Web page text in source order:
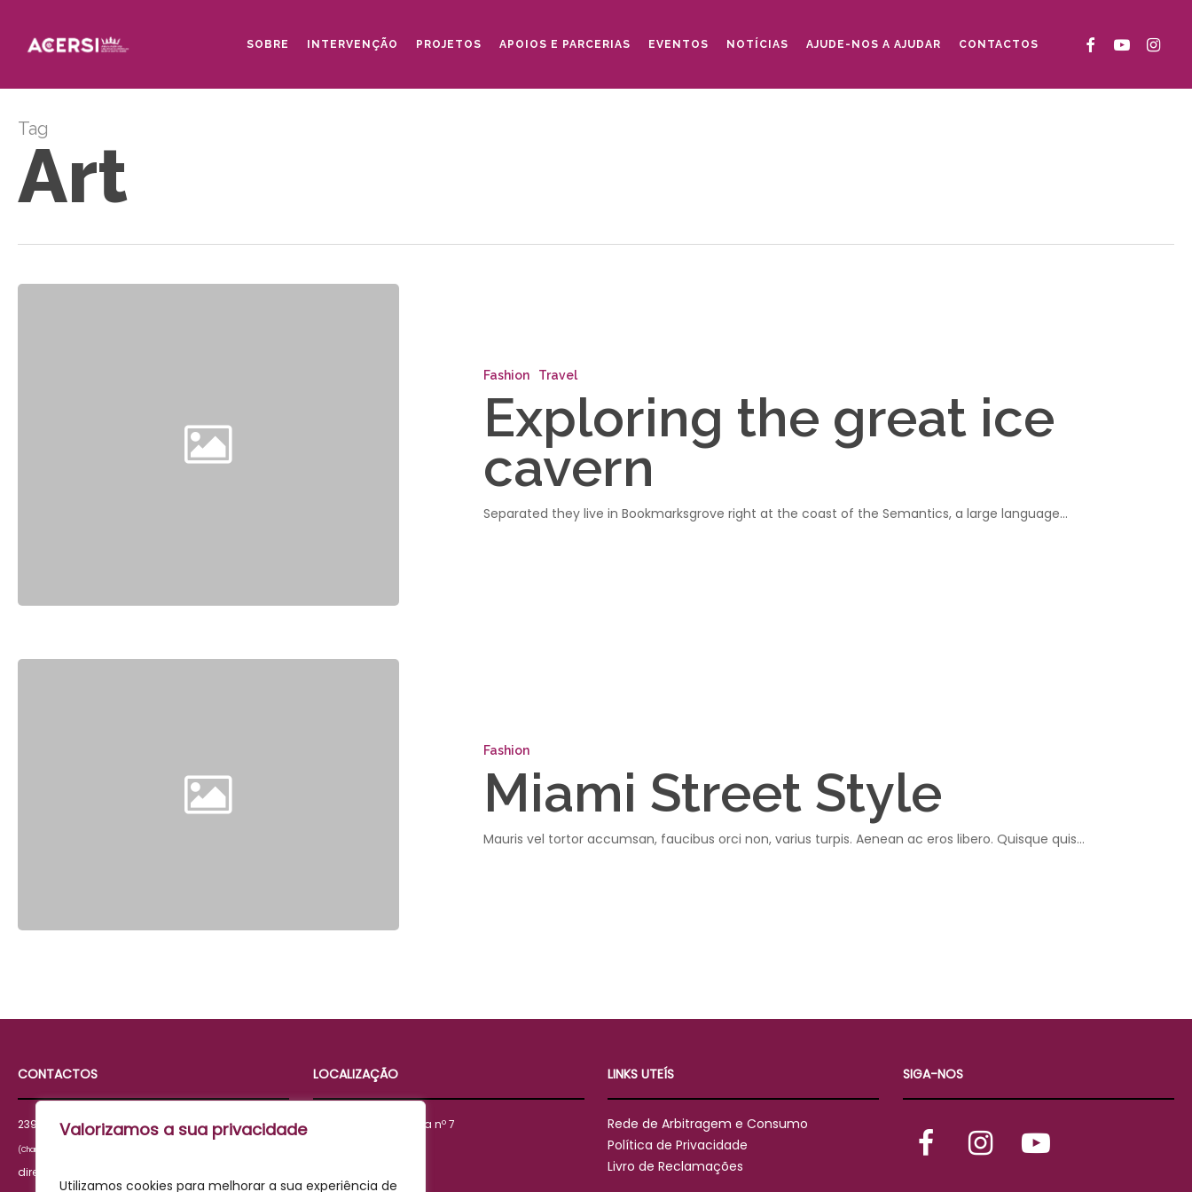
Valorizamos a sua privacidade
Utilizamos cookies para melhorar a sua experiência de
main
SOBRE INTERVENÇÃO PROJETOS APOIOS E PARCERIAS EVENTOS NOTÍCIAS AJUDE-NOS A AJUDAR CONTACTOS FACEBOOKYOUTUBE
Tag
Art
Fashion Travel
Exploring the great ice
cavern
Separated they live in Bookmarksgrove right at the coast of the Semantics, a large language…
Fashion
Miami Street Style
Mauris vel tortor accumsan, faucibus orci non, varius turpis. Aenean ac eros libero. Quisque quis…
CONTACTOS
239 826 294/239 821 129
(Chamada para número fixo nacional)
direcao@acersi.pt
LOCALIZAÇÃO
Terreiro do Mendonça nº 7
LINKS UTEÍS
Rede de Arbitragem e Consumo
Política de Privacidade
Livro de Reclamações
SIGA-NOS